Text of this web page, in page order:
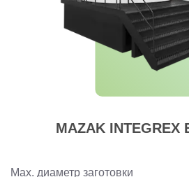
MAZAK INTEGREX
Max. диаметр заготовки